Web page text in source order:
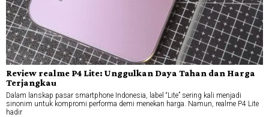
Review realme P4 Lite: Unggulkan Daya Tahan dan Harga
Terjangkau
Dalam lanskap pasar smartphone Indonesia, label “Lite” sering kali menjadi
sinonim untuk kompromi performa demi menekan harga. Namun, realme P4 Lite
hadir